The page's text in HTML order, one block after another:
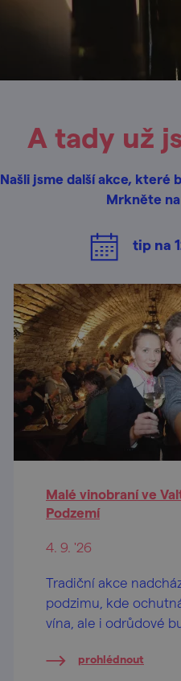
A tady už
Našli jsme další akce, které
Mrkněte
tip na
Malé vinobraní ve
Podzemí
4. 9. '26
Tradiční akce
podzimu, kde
vína, ale i odrůdové
prohlédnout